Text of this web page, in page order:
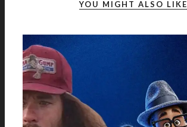
YOU MIGHT ALSO LIKE